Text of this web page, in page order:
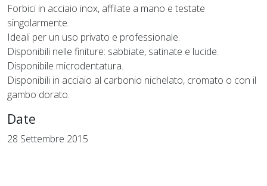
Forbici in acciaio inox, affilate a mano e testate
singolarmente.
Ideali per un uso privato e professionale.
Disponibili nelle finiture: sabbiate, satinate e lucide.
Disponibile microdentatura.
Disponibili in acciaio al carbonio nichelato, cromato o con il
gambo dorato.
Date
28 Settembre 2015